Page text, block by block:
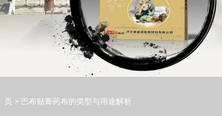
页 > 巴布贴膏药布的类型与用途解析